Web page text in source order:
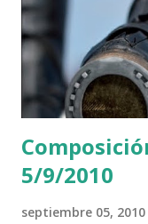
5/9/2010
septiembre 05, 2010